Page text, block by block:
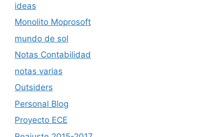
ideas
Monolito Moprosoft
mundo de sol
Notas Contabilidad
notas varias
Outsiders
Personal Blog
Proyecto ECE